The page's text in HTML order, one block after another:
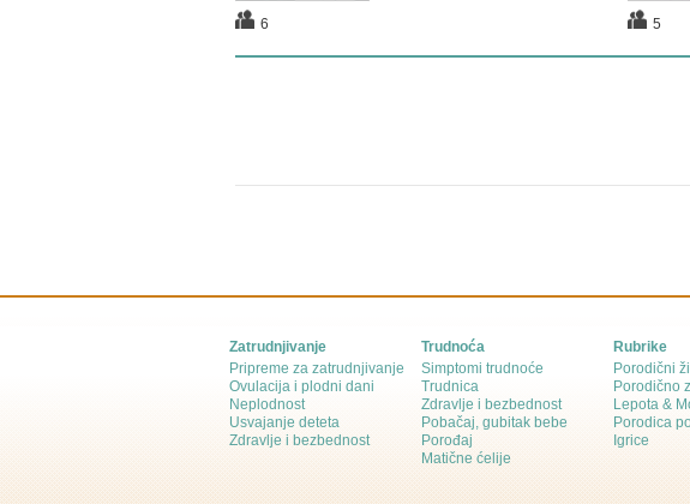
6
5
Zatrudnjivanje
Pripreme za zatrudnjivanje
Ovulacija i plodni dani
Neplodnost
Usvajanje deteta
Zdravlje i bezbednost
Trudnoća
Simptomi trudnoće
Trudnica
Zdravlje i bezbednost
Pobačaj, gubitak bebe
Porođaj
Matične ćelije
Rubrike
Porodični
Porodično
Lepota &
Porodica
Igrice